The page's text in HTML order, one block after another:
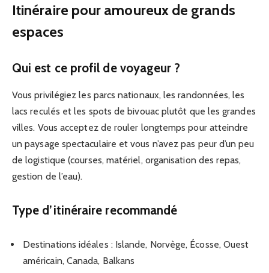
Itinéraire pour amoureux de grands
espaces
Qui est ce profil de voyageur ?
Vous privilégiez les parcs nationaux, les randonnées, les
lacs reculés et les spots de bivouac plutôt que les grandes
villes. Vous acceptez de rouler longtemps pour atteindre
un paysage spectaculaire et vous n’avez pas peur d’un peu
de logistique (courses, matériel, organisation des repas,
gestion de l’eau).
Type d’itinéraire recommandé
Destinations idéales : Islande, Norvège, Écosse, Ouest
américain, Canada, Balkans